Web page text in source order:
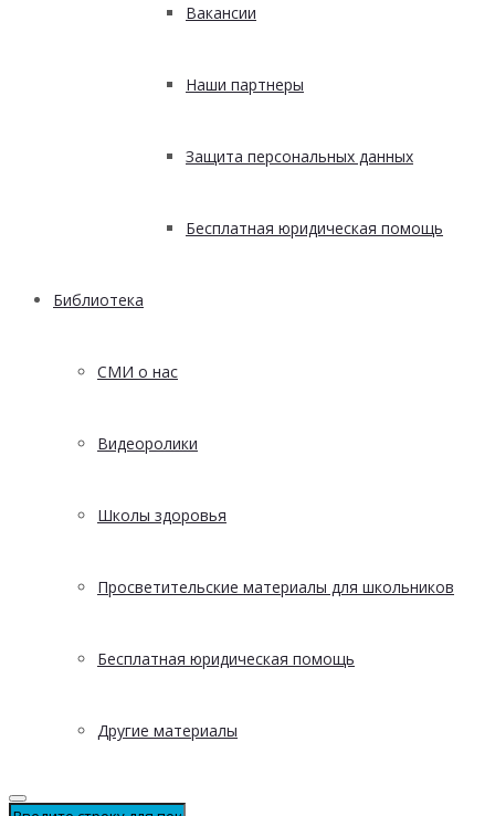
Вакансии
Наши партнеры
Защита персональных данных
Бесплатная юридическая помощь
Библиотека
СМИ о нас
Видеоролики
Школы здоровья
Просветительские материалы для школьников
Бесплатная юридическая помощь
Другие материалы